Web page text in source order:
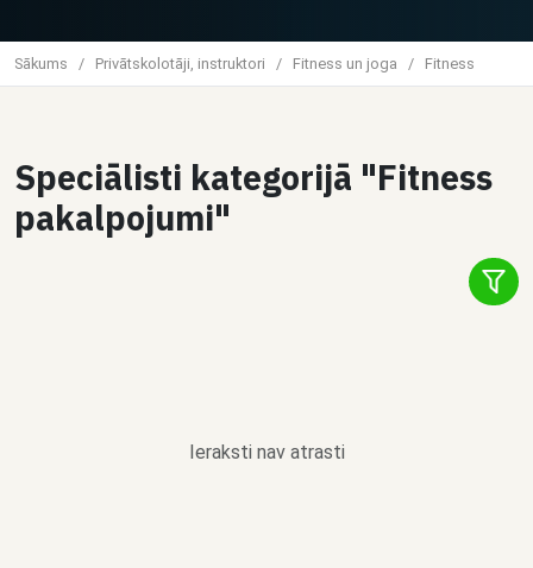
Sākums / Privātskolotāji, instruktori / Fitness un joga / Fitness
Speciālisti kategorijā "Fitness
pakalpojumi"
Ieraksti nav atrasti